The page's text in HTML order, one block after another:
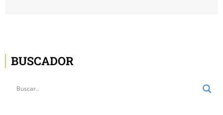
BUSCADOR